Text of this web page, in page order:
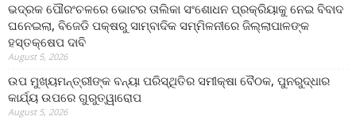
ଭଦ୍ରକ ପୌରଂଚଳରେ ଭୋଟର ତାଲିକା ସଂଶୋଧନ ପ୍ରକ୍ରିୟାକୁ ନେଇ ବିବାଦ
ଘନେଇଲା, ବିଜେଡି ପକ୍ଷରୁ ସାମ୍ବାଦିକ ସମ୍ମିଳନୀରେ ଜିଲ୍ଲାପାଳଙ୍କ
ହସ୍ତକ୍ଷେପ ଦାବି
August 5, 2026
ଉପ ମୁଖ୍ୟମନ୍ତ୍ରୀଙ୍କ ବନ୍ୟା ପରିସ୍ଥିତିର ସମୀକ୍ଷା ବୈଠକ, ପୁନରୁଦ୍ଧାର
କାର୍ଯ୍ୟ ଉପରେ ଗୁରୁତ୍ୱାରୋପ
August 5, 2026